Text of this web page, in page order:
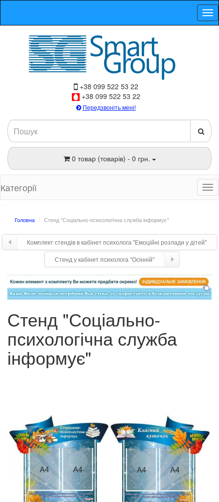
+38 099 522 53 22
+38 099 522 53 22
Передзвоніть мені!
0 товар (товарів) - 0 грн.
Категорії
Головна Стенд "Соціально-психологічна служба інформує"
Комплект стендів в кабінет психолога "Емоційні розлади у дітей"
Стенд у кабінет психолога "Осінній"
Стенд "Соціально-
психологічна служба
інформує"